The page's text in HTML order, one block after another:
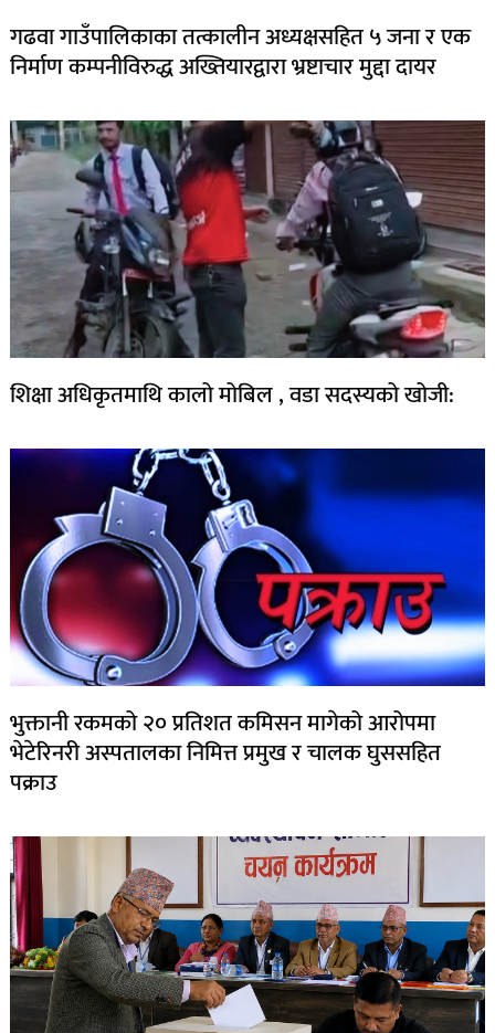
गढवा गाउँपालिकाका तत्कालीन अध्यक्षसहित ५ जना र एक
निर्माण कम्पनीविरुद्ध अख्तियारद्वारा भ्रष्टाचार मुद्दा दायर
शिक्षा अधिकृतमाथि कालो मोबिल , वडा सदस्यको खोजी:
भुक्तानी रकमको २० प्रतिशत कमिसन मागेको आरोपमा
भेटेरिनरी अस्पतालका निमित्त प्रमुख र चालक घुससहित
पक्राउ